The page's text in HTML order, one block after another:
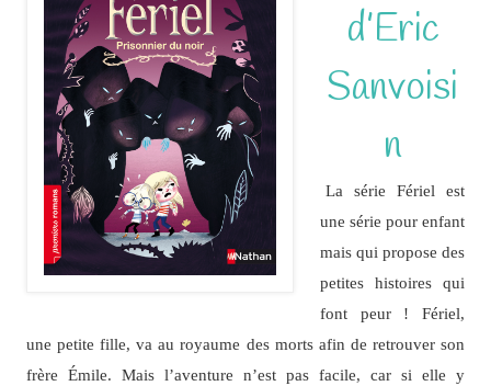
d’Eric
Sanvoisi
n
La série Fériel est
une série pour enfant
mais qui propose des
petites histoires qui
font peur ! Fériel,
une petite fille, va au royaume des morts afin de retrouver son
frère Émile. Mais l’aventure n’est pas facile, car si elle y